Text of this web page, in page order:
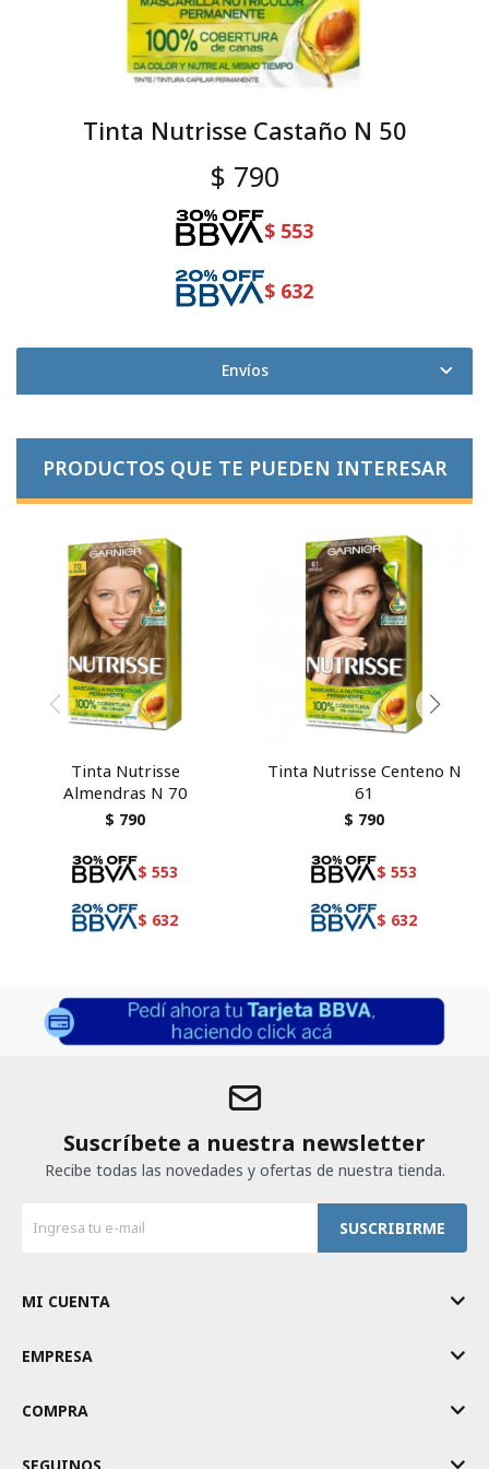
Tinta Nutrisse Castaño N 50
$ 790
$ 553
$ 632
Envíos
PRODUCTOS QUE TE PUEDEN INTERESAR
Tinta Nutrisse
Almendras N 70
$ 790
$ 553
$ 632
Tinta Nutrisse Centeno N
61
$ 790
$ 553
$ 632
Suscríbete a nuestra newsletter
Recibe todas las novedades y ofertas de nuestra tienda.
SUSCRIBIRME
MI CUENTA
EMPRESA
COMPRA